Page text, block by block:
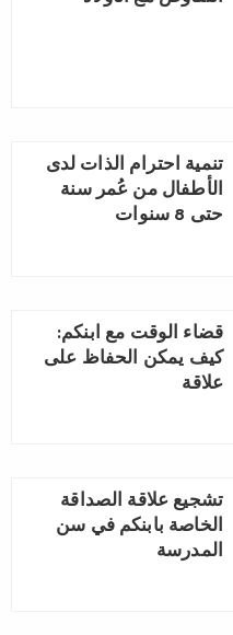
تنمية احترام الذات لدى
الأطفال من عُمر سنة
حتى 8 سنوات
قضاء الوقت مع ابنكم:
كيف يمكن الحفاظ على
علاقة
تشجيع علاقة الصداقة
الخاصة بابنكم في سن
المدرسة